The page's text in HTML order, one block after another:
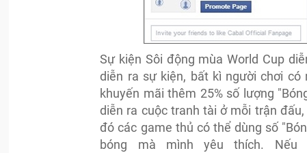
Sự kiện Sôi động mùa World Cup
diễn ra sự kiện, bất kì người chơi có
khuyến mãi thêm 25% số lượng
diễn ra cuộc tranh tài ở mỗi trận
đó các game thủ có thể dùng số
bóng mà mình yêu thích.